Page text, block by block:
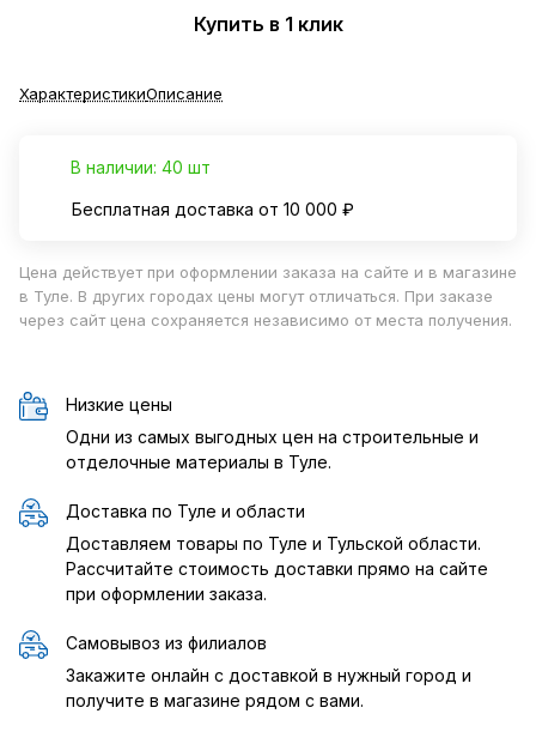
Купить в 1 клик
ХарактеристикиОписание
В наличии: 40 шт
Бесплатная доставка от 10 000 ₽
Цена действует при оформлении заказа на сайте и в магазине
в Туле. В других городах цены могут отличаться. При заказе
через сайт цена сохраняется независимо от места получения.
Низкие цены
Одни из самых выгодных цен на строительные и
отделочные материалы в Туле.
Доставка по Туле и области
Доставляем товары по Туле и Тульской области.
Рассчитайте стоимость доставки прямо на сайте
при оформлении заказа.
Самовывоз из филиалов
Закажите онлайн с доставкой в нужный город и
получите в магазине рядом с вами.